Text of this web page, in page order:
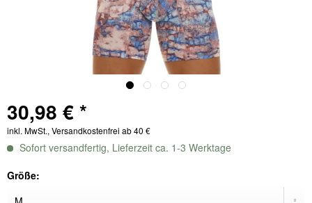
30,98 € *
inkl. MwSt., Versandkostenfrei ab 40 €
Sofort versandfertig, Lieferzeit ca. 1-3 Werktage
Größe: